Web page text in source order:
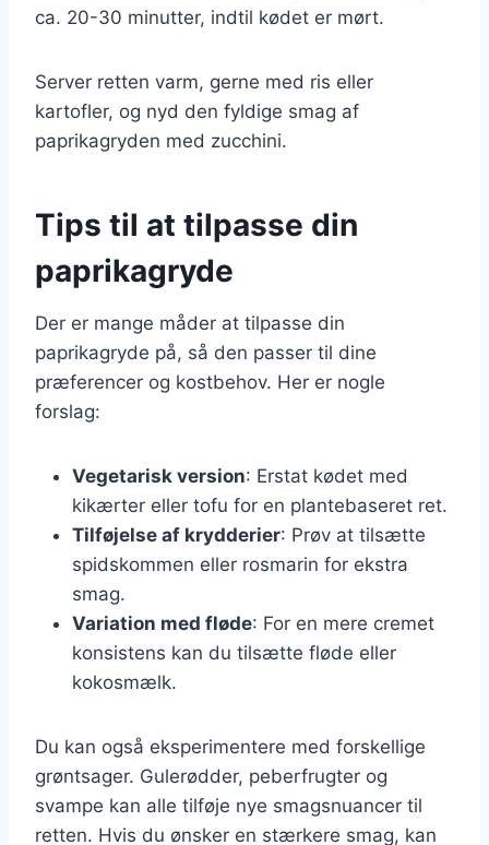
ca. 20-30 minutter, indtil kødet er mørt.
Server retten varm, gerne med ris eller
kartofler, og nyd den fyldige smag af
paprikagryden med zucchini.
Tips til at tilpasse din
paprikagryde
Der er mange måder at tilpasse din
paprikagryde på, så den passer til dine
præferencer og kostbehov. Her er nogle
forslag:
Vegetarisk version: Erstat kødet med
kikærter eller tofu for en plantebaseret ret.
Tilføjelse af krydderier: Prøv at tilsætte
spidskommen eller rosmarin for ekstra
smag.
Variation med fløde: For en mere cremet
konsistens kan du tilsætte fløde eller
kokosmælk.
Du kan også eksperimentere med forskellige
grøntsager. Gulerødder, peberfrugter og
svampe kan alle tilføje nye smagsnuancer til
retten. Hvis du ønsker en stærkere smag, kan